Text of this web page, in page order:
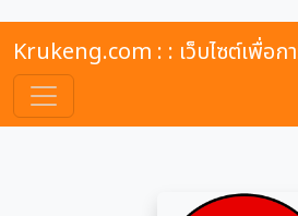
Krukeng.com : : เว็บไซต์เพื่อ